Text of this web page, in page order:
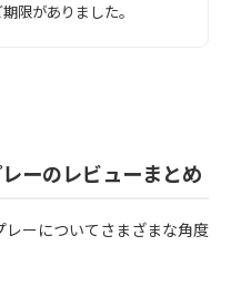
限がありました。
ーのレビューまとめ
ーについてさまざまな角度